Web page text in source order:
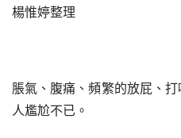
楊惟婷整理
脹氣、腹痛、頻繁的放屁、
人尷尬不已。